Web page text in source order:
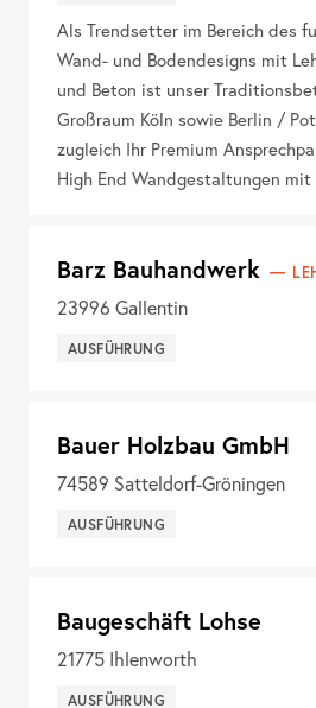
Als Trendsetter im Bereich des
Wand- und Bodendesigns mit
und Beton ist unser
Großraum Köln sowie Berlin /
zugleich Ihr Premium
High End Wandgestaltungen mit
Barz Bauhandwerk
23996 Gallentin
AUSFÜHRUNG
Bauer Holzbau GmbH
74589 Satteldorf-Gröningen
AUSFÜHRUNG
Baugeschäft Lohse
21775 Ihlenworth
AUSFÜHRUNG